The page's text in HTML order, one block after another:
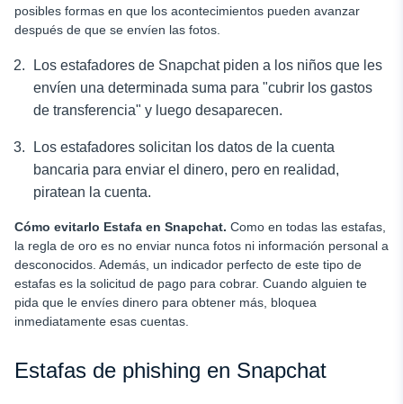
posibles formas en que los acontecimientos pueden avanzar
después de que se envíen las fotos.
Los estafadores de Snapchat piden a los niños que les
envíen una determinada suma para "cubrir los gastos
de transferencia" y luego desaparecen.
Los estafadores solicitan los datos de la cuenta
bancaria para enviar el dinero, pero en realidad,
piratean la cuenta.
Cómo evitarlo Estafa en Snapchat. Como en todas las estafas,
la regla de oro es no enviar nunca fotos ni información personal a
desconocidos. Además, un indicador perfecto de este tipo de
estafas es la solicitud de pago para cobrar. Cuando alguien te
pida que le envíes dinero para obtener más, bloquea
inmediatamente esas cuentas.
Estafas de phishing en Snapchat